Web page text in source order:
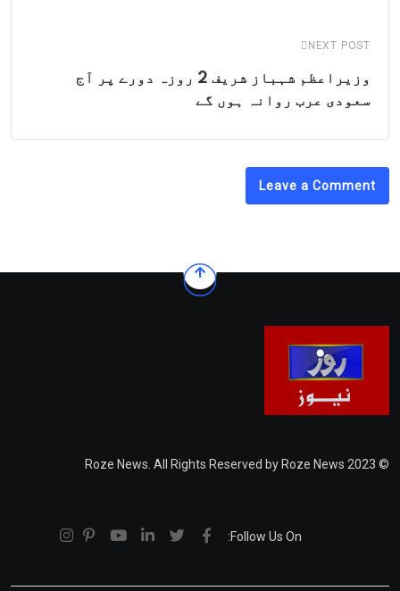
NEXT POST
وزیراعظم شہباز شریف 2 روزہ دورے پر آج
سعودی عرب روانہ ہوں گے
Leave a Comment
© 2023 Roze News. All Rights Reserved by Roze News
Follow Us On: